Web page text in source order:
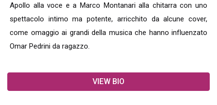
Apollo alla voce e a Marco Montanari alla chitarra con uno
spettacolo intimo ma potente, arricchito da alcune cover,
come omaggio ai grandi della musica che hanno influenzato
Omar Pedrini da ragazzo.
VIEW BIO